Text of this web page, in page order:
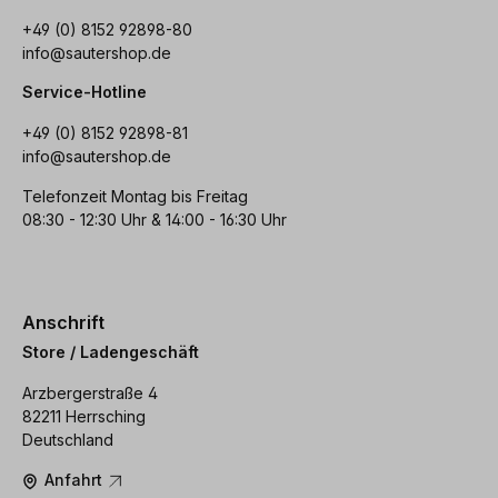
+49 (0) 8152 92898-80
info@sautershop.de
Service-Hotline
+49 (0) 8152 92898-81
info@sautershop.de
Telefonzeit Montag bis Freitag
08:30 - 12:30 Uhr & 14:00 - 16:30 Uhr
Anschrift
Store / Ladengeschäft
Arzbergerstraße 4
82211 Herrsching
Deutschland
Anfahrt